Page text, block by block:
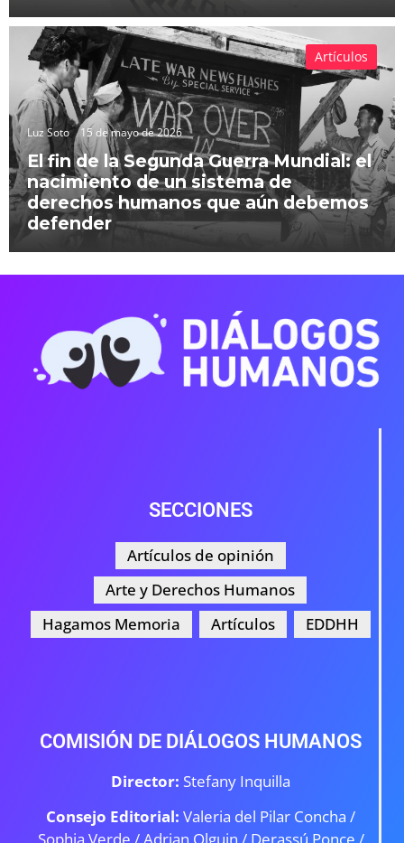
Luz Soto 15 de mayo de 2026
El fin de la Segunda Guerra Mundial: el
nacimiento de un sistema de
derechos humanos que aún debemos
defender
Artículos
SECCIONES
Artículos de opinión
Arte y Derechos Humanos
Hagamos Memoria
Artículos EDDHH
COMISIÓN DE DIÁLOGOS HUMANOS
Director: Stefany Inquilla
Consejo Editorial: Valeria del Pilar Concha /